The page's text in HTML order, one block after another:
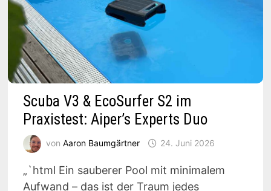
Scuba V3 & EcoSurfer S2 im
Praxistest: Aiper’s Experts Duo
von Aaron Baumgärtner 24. Juni 2026
„`html Ein sauberer Pool mit minimalem
Aufwand – das ist der Traum jedes